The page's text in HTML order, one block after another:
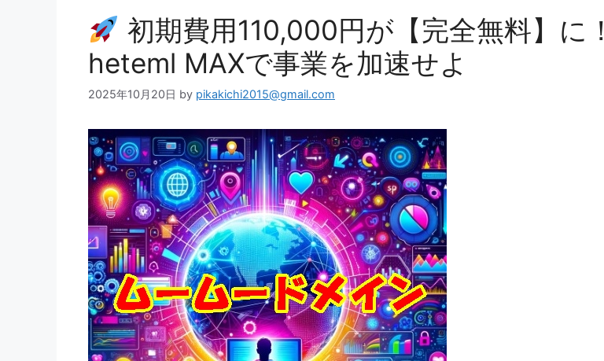
初期費用110,000円が【完全無料】に！
heteml MAXで事業を加速せよ
2025年10月20日 by pikakichi2015@gmail.com